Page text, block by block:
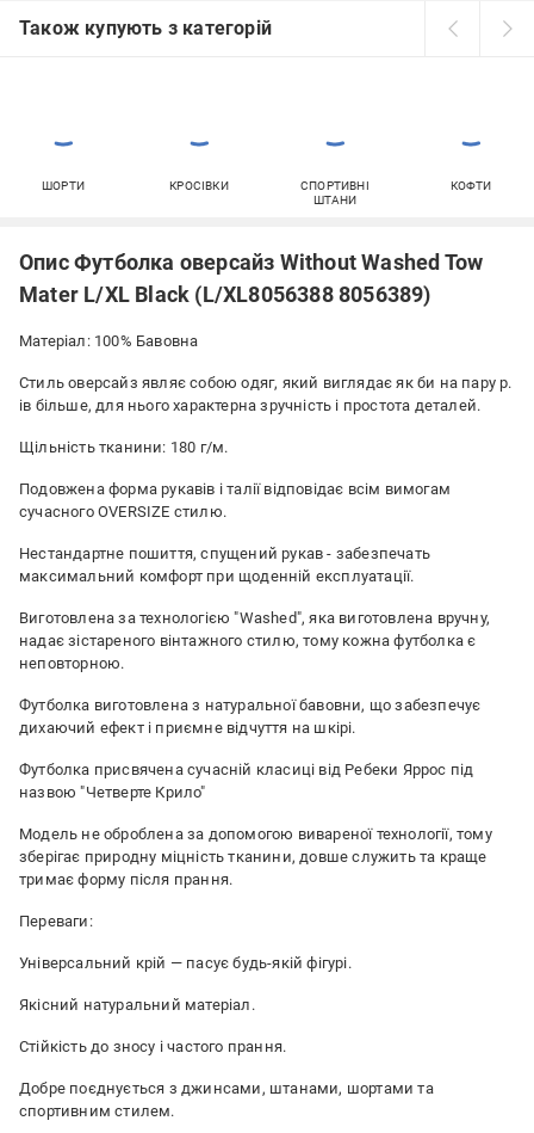
Також купують з категорій
ШОРТИ КРОСІВКИ
СПОРТИВНІ
ШТАНИ
КОФТИ
Опис Футболка оверсайз Without Washed Tow
Mater L/XL Black (L/XL8056388 8056389)
Матеріал: 100% Бавовна
Стиль оверсайз являє собою одяг, який виглядає як би на пару р.
ів більше, для нього характерна зручність і простота деталей.
Щільність тканини: 180 г/м.
Подовжена форма рукавів і талії відповідає всім вимогам
сучасного OVERSIZE стилю.
Нестандартне пошиття, спущений рукав - забезпечать
максимальний комфорт при щоденній експлуатації.
Виготовлена за технологією "Washed", яка виготовлена вручну,
надає зістареного вінтажного стилю, тому кожна футболка є
неповторною.
Футболка виготовлена з натуральної бавовни, що забезпечує
дихаючий ефект і приємне відчуття на шкірі.
Футболка присвячена сучасній класиці від Ребеки Яррос під
назвою "Четверте Крило"
Модель не оброблена за допомогою вивареної технології, тому
зберігає природну міцність тканини, довше служить та краще
тримає форму після прання.
Переваги:
Універсальний крій — пасує будь-якій фігурі.
Якісний натуральний матеріал.
Стійкість до зносу і частого прання.
Добре поєднується з джинсами, штанами, шортами та
спортивним стилем.